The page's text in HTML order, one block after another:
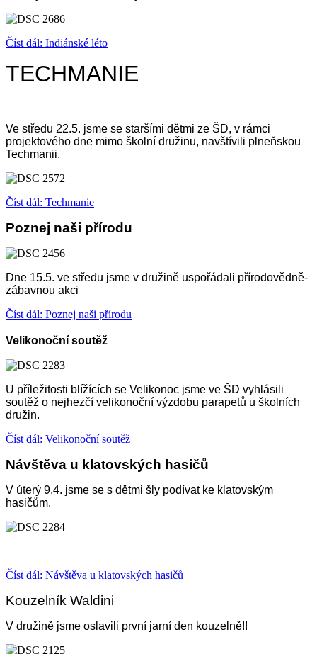
Číst dál: Indiánské léto
TECHMANIE
Ve středu 22.5. jsme se staršími dětmi ze ŠD, v rámci
projektového dne mimo školní družinu, navštívili plneňskou
Techmanii.
Číst dál: Techmanie
Poznej naši přírodu
Dne 15.5. ve středu jsme v družině uspořádali přírodovědně-
zábavnou akci
Číst dál: Poznej naši přírodu
Velikonoční soutěž
U příležitosti blížících se Velikonoc jsme ve ŠD vyhlásili
soutěž o nejhezčí velikonoční výzdobu parapetů u školních
družin.
Číst dál: Velikonoční soutěž
Návštěva u klatovských hasičů
V úterý 9.4. jsme se s dětmi šly podívat ke klatovským
hasičům.
Číst dál: Návštěva u klatovských hasičů
Kouzelník Waldini
V družině jsme oslavili první jarní den kouzelně!!